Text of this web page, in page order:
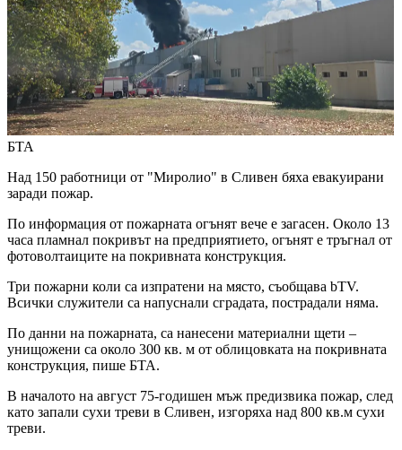
БТА
Над 150 работници от "Миролио" в Сливен бяха евакуирани
заради пожар.
По информация от пожарната огънят вече е загасен. Около 13
часа пламнал покривът на предприятието, огънят е тръгнал от
фотоволтаиците на покривната конструкция.
Три пожарни коли са изпратени на място, съобщава bTV.
Всички служители са напуснали сградата, пострадали няма.
По данни на пожарната, са нанесени материални щети –
унищожени са около 300 кв. м от облицовката на покривната
конструкция, пише БТА.
В началото на август 75-годишен мъж предизвика пожар, след
като запали сухи треви в Сливен, изгоряха над 800 кв.м сухи
треви.